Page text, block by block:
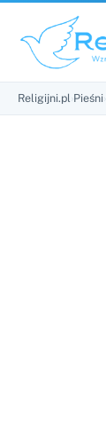
Religijni.pl›Pieśni›